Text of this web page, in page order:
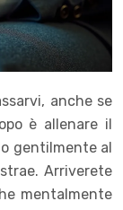
anche se
è allenare il
gentilmente al
Arriverete
mentalmente